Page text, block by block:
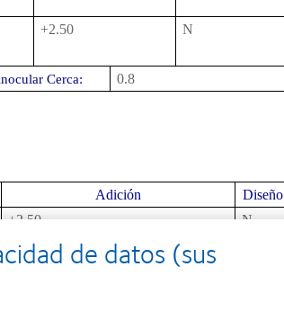
+2.50 N
Cerca: 0.8
Adición
Diseño
+2.50
N
+2.50
0.9
de datos (sus